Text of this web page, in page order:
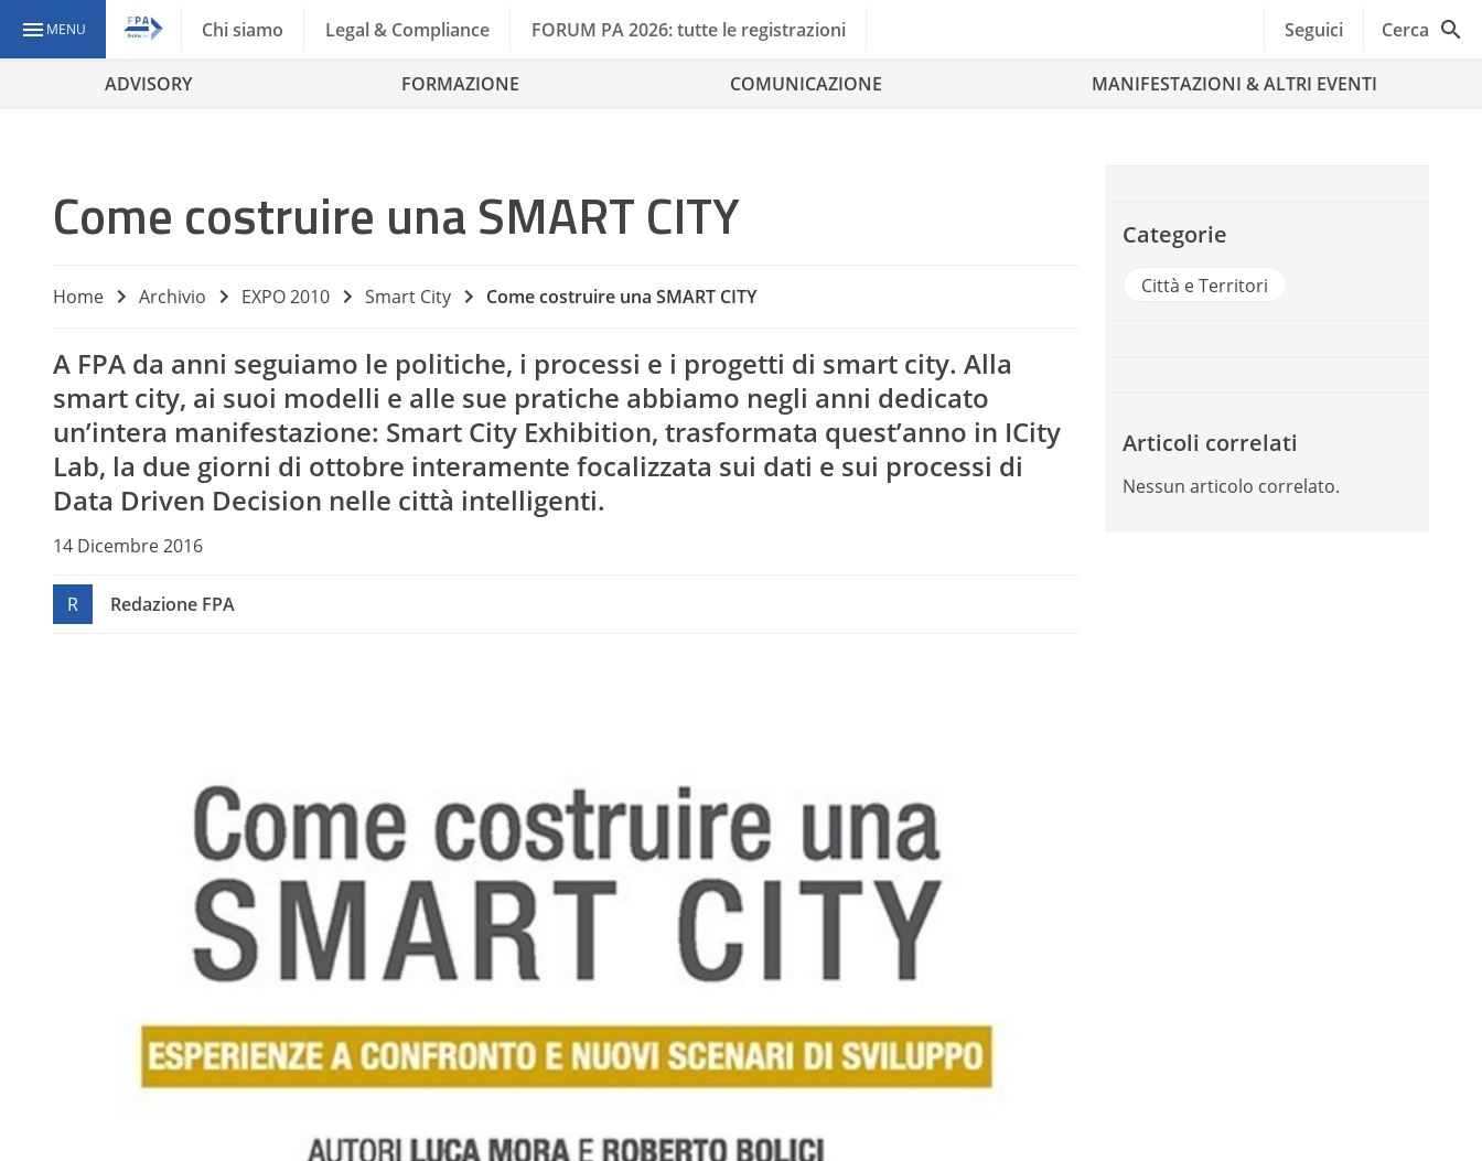
MENU Chi siamo Legal & Compliance FORUM PA 2026: tutte le registrazioni Seguici Cerca
ADVISORY FORMAZIONE COMUNICAZIONE MANIFESTAZIONI & ALTRI EVENTI
Come costruire una SMART CITY
Home Archivio EXPO 2010 Smart City Come costruire una SMART CITY
A FPA da anni seguiamo le politiche, i processi e i progetti di smart city. Alla
smart city, ai suoi modelli e alle sue pratiche abbiamo negli anni dedicato
un’intera manifestazione: Smart City Exhibition, trasformata quest’anno in ICity
Lab, la due giorni di ottobre interamente focalizzata sui dati e sui processi di
Data Driven Decision nelle città intelligenti.
14 Dicembre 2016
R Redazione FPA
Categorie
Città e Territori
Articoli correlati
Nessun articolo correlato.